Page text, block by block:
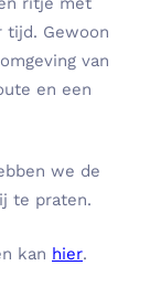
Gewoon
van
en een
we de
te praten.
kan hier.